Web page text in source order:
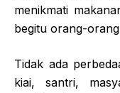
menikmati
begitu orang-
Tidak ada
kiai, santri,